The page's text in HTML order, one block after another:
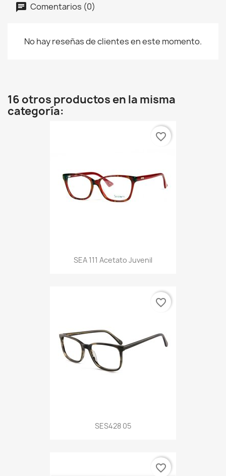
Comentarios (0)
No hay reseñas de clientes en este momento.
16 otros productos en la misma
categoría:
SEA 111 Acetato Juvenil
favorite_border
SES428 05
favorite_border
favorite_border